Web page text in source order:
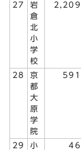
27
岩
倉
北
小
学
校
2,209
28
京
都
大
原
学
院
591
29
小
46